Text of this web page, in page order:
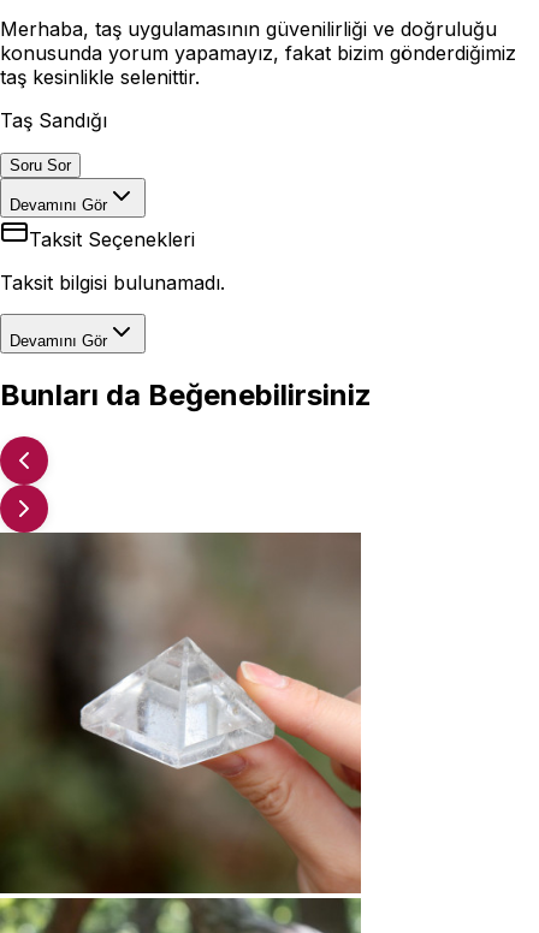
Merhaba, taş uygulamasının güvenilirliği ve doğruluğu
konusunda yorum yapamayız, fakat bizim gönderdiğimiz
taş kesinlikle selenittir.
Taş Sandığı
Soru Sor
Devamını Gör
Taksit Seçenekleri
Taksit bilgisi bulunamadı.
Devamını Gör
Bunları da Beğenebilirsiniz